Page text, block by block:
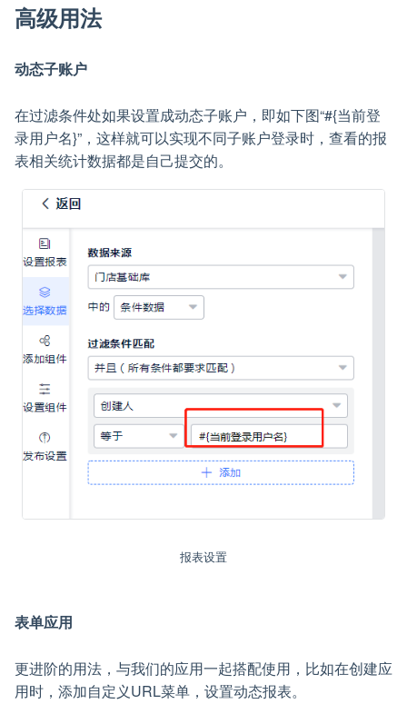
高级用法
动态子账户
在过滤条件处如果设置成动态子账户，即如下图“#{当前登
录用户名}”，这样就可以实现不同子账户登录时，查看的报
表相关统计数据都是自己提交的。
报表设置
表单应用
更进阶的用法，与我们的应用一起搭配使用，比如在创建应
用时，添加自定义URL菜单，设置动态报表。